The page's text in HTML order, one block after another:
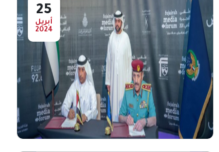
" هيئة الفجيرة للثقافة والإعلام " تشارك
في معرض أبوظبي للكتاب الثالث والثلاثين
تشارك هيئة الفجيرة للثقافة والإعلام ممثلة في
دار راشد للنشر ، بجناح خاص في الدورة ...
25
أبريل
2024